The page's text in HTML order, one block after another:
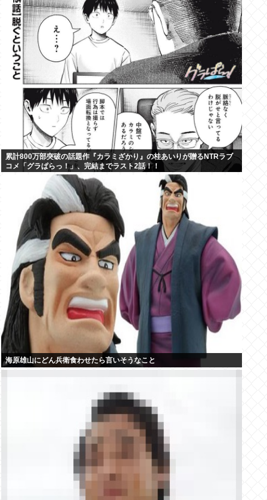
累計800万部突破の話題作『カラミざかり』の桂あいりが贈るNTRラブ
コメ「グラぱらっ！」、完結までラスト2話！！
海原雄山にどん兵衛食わせたら言いそうなこと